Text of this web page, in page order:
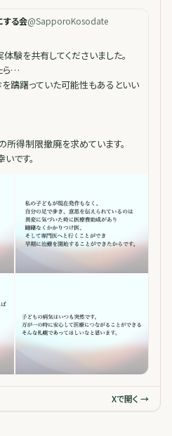
する会@SapporoKosodate
験を共有してくださいました。
ら…
躊躇っていた可能性もあるといい
得制限撤廃を求めています。
です。
Xで開く →